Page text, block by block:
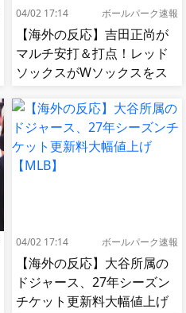
04/02 17:14 ボールパーク速報
【海外の反応】吉田正尚が
マルチ安打＆打点！レッド
ソックスがWソックスをス
04/02 17:14 ボールパーク速報
【海外の反応】大谷所属の
ドジャース、27年シーズン
チケット更新料大幅値上げ